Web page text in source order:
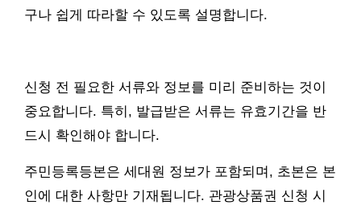
구나 쉽게 따라할 수 있도록 설명합니다.
신청 전 필요한 서류와 정보를 미리 준비하는 것이
중요합니다. 특히, 발급받은 서류는 유효기간을 반
드시 확인해야 합니다.
주민등록등본은 세대원 정보가 포함되며, 초본은 본
인에 대한 사항만 기재됩니다. 관광상품권 신청 시